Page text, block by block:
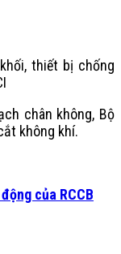
thiết bị chống
chân không, Bộ
không khí.
của RCCB